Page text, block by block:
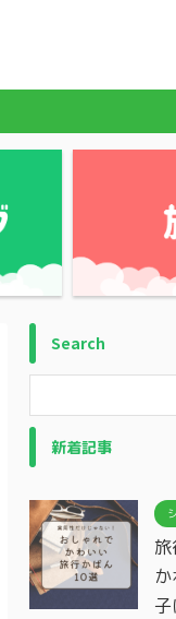
Search
新着記事